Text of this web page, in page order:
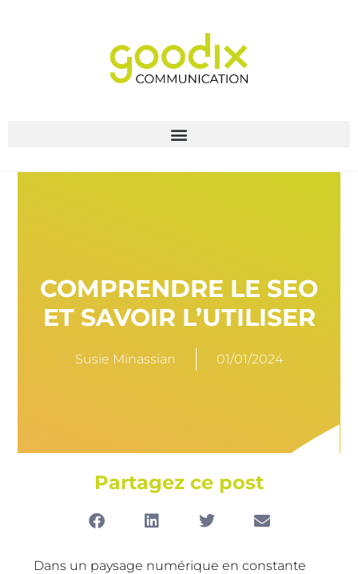
COMPRENDRE LE SEO
ET SAVOIR L’UTILISER
Susie Minassian 01/01/2024
Partagez ce post
Dans un paysage numérique en constante